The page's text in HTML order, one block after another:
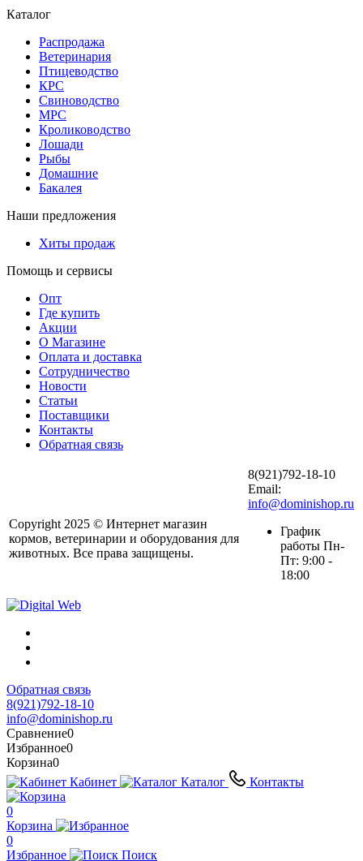
Каталог
Распродажа
Ветеринария
Птицеводство
КРС
Свиноводство
МРС
Кролиководство
Лошади
Рыбы
Домашние
Бакалея
Наши предложения
Хиты продаж
Помощь и сервисы
Опт
Где купить
Акции
О Магазине
Оплата и доставка
Сотрудничество
Новости
Статьи
Поставщики
Контакты
Обратная связь
Copyright 2025 © Интернет магазин
кормов, ветеринарии и оборудования для
животных. Все права защищены.
8(921)792-18-10
Email:
info@dominishop.ru
График
работы Пн-
Пт: 9:00 -
18:00
Обратная связь
8(921)792-18-10
info@dominishop.ru
Сравнение0
Избранное0
Корзина0
Кабинет
Каталог Контакты
0
Корзина
0
Избранное
Поиск